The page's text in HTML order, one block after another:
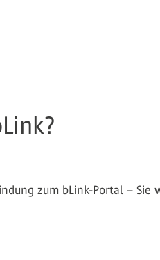
zum bLink-Portal – Sie